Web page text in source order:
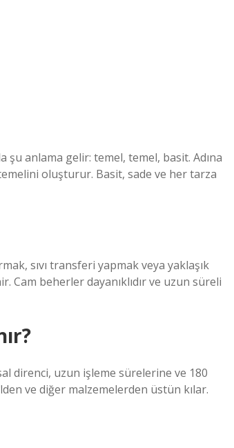
şu anlama gelir: temel, temel, basit. Adına
oluşturur. Basit, sade ve her tarza
sıvı transferi yapmak veya yaklaşık
beherler dayanıklıdır ve uzun süreli
direnci, uzun işleme sürelerine ve 180
ve diğer malzemelerden üstün kılar.